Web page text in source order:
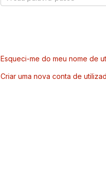
Esqueci-me do meu nome de
Criar uma nova conta de